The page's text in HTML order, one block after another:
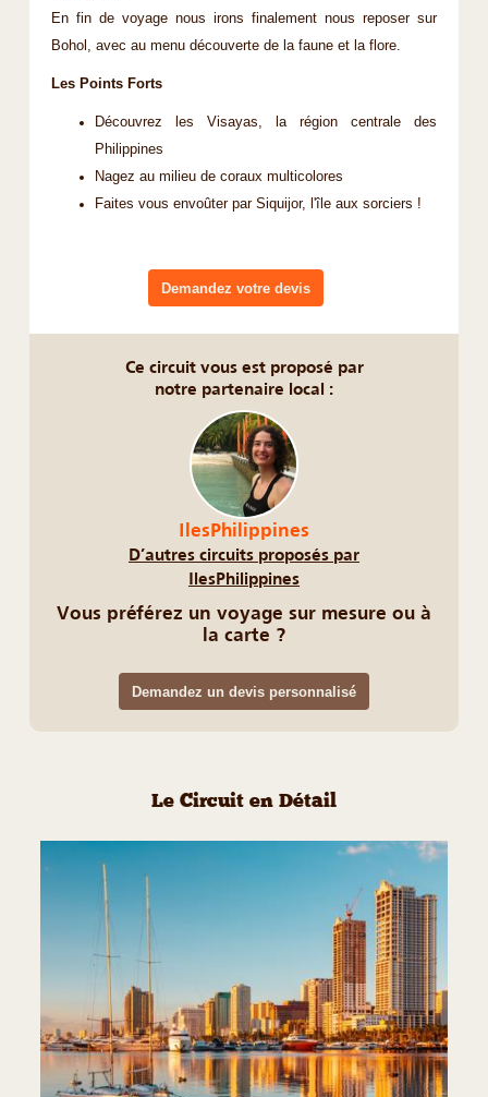
En fin de voyage nous irons finalement nous reposer sur
Bohol, avec au menu découverte de la faune et la flore.
Les Points Forts
Découvrez les Visayas, la région centrale des
Philippines
Nagez au milieu de coraux multicolores
Faites vous envoûter par Siquijor, l'île aux sorciers !
Demandez votre devis
Ce circuit vous est proposé par
notre partenaire local :
IlesPhilippines
D’autres circuits proposés par
IlesPhilippines
Vous préférez un voyage sur mesure ou à
la carte ?
Demandez un devis personnalisé
Le Circuit en Détail